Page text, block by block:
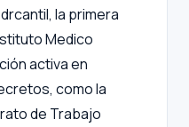
la primera
Medico
activa en
como la
de Trabajo